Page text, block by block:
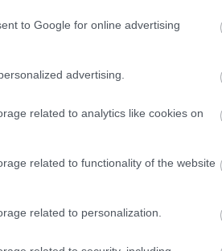
to Google for online advertising
advertising.
related to analytics like cookies on
related to functionality of the website
related to personalization.